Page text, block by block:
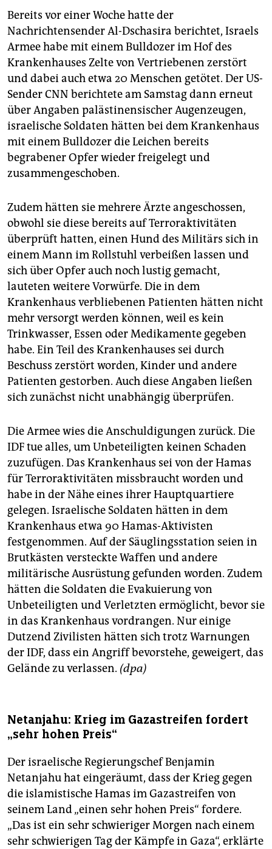
Bereits vor einer Woche hatte der
Nachrichtensender Al-Dschasira berichtet, Israels
Armee habe mit einem Bulldozer im Hof des
Krankenhauses Zelte von Vertriebenen zerstört
und dabei auch etwa 20 Menschen getötet. Der US-
Sender CNN berichtete am Samstag dann erneut
über Angaben palästinensischer Augenzeugen,
israelische Soldaten hätten bei dem Krankenhaus
mit einem Bulldozer die Leichen bereits
begrabener Opfer wieder freigelegt und
zusammengeschoben.
Zudem hätten sie mehrere Ärzte angeschossen,
obwohl sie diese bereits auf Terroraktivitäten
überprüft hatten, einen Hund des Militärs sich in
einem Mann im Rollstuhl verbeißen lassen und
sich über Opfer auch noch lustig gemacht,
lauteten weitere Vorwürfe. Die in dem
Krankenhaus verbliebenen Patienten hätten nicht
mehr versorgt werden können, weil es kein
Trinkwasser, Essen oder Medikamente gegeben
habe. Ein Teil des Krankenhauses sei durch
Beschuss zerstört worden, Kinder und andere
Patienten gestorben. Auch diese Angaben ließen
sich zunächst nicht unabhängig überprüfen.
Die Armee wies die Anschuldigungen zurück. Die
IDF tue alles, um Unbeteiligten keinen Schaden
zuzufügen. Das Krankenhaus sei von der Hamas
für Terroraktivitäten missbraucht worden und
habe in der Nähe eines ihrer Hauptquartiere
gelegen. Israelische Soldaten hätten in dem
Krankenhaus etwa 90 Hamas-Aktivisten
festgenommen. Auf der Säuglingsstation seien in
Brutkästen versteckte Waffen und andere
militärische Ausrüstung gefunden worden. Zudem
hätten die Soldaten die Evakuierung von
Unbeteiligten und Verletzten ermöglicht, bevor sie
in das Krankenhaus vordrangen. Nur einige
Dutzend Zivilisten hätten sich trotz Warnungen
der IDF, dass ein Angriff bevorstehe, geweigert, das
Gelände zu verlassen. (dpa)
Netanjahu: Krieg im Gazastreifen fordert
„sehr hohen Preis“
Der israelische Regierungschef Benjamin
Netanjahu hat eingeräumt, dass der Krieg gegen
die islamistische Hamas im Gazastreifen von
seinem Land „einen sehr hohen Preis“ fordere.
„Das ist ein sehr schwieriger Morgen nach einem
sehr schwierigen Tag der Kämpfe in Gaza“, erklärte